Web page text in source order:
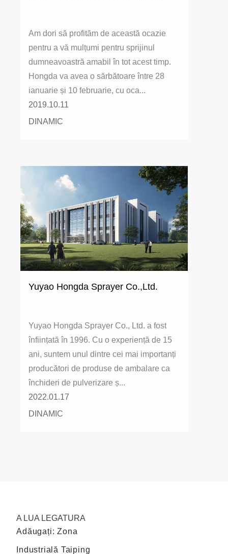
Am dori să profităm de această ocazie
pentru a vă mulțumi pentru sprijinul
dumneavoastră amabil în tot acest timp.
Hongda va avea o sărbătoare între 28
ianuarie și 10 februarie, cu oca...
2019.10.11
DINAMIC
Yuyao Hongda Sprayer Co.,Ltd.
Yuyao Hongda Sprayer Co., Ltd. a fost
înființată în 1996. Cu o experiență de 15
ani, suntem unul dintre cei mai importanți
producători de produse de ambalare ca
închideri de pulverizare ș...
2022.01.17
DINAMIC
A LUA LEGATURA
Adăugați: Zona
Industrială Taiping